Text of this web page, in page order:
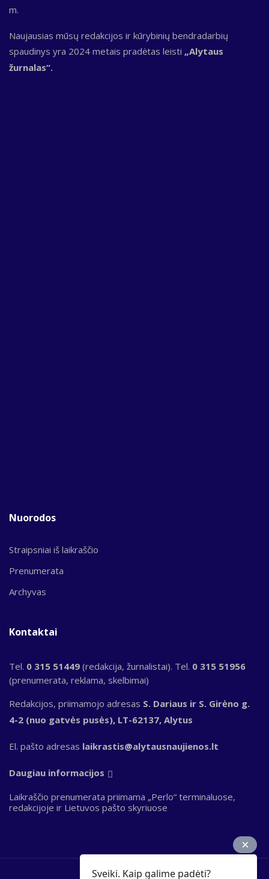
m.
Naujausias mūsų redakcijos ir kūrybinių bendradarbių
spaudinys yra 2024 metais pradėtas leisti „Alytaus
žurnalas“.
Nuorodos
Straipsniai iš laikraščio
Prenumerata
Archyvas
Kontaktai
Tel. 0 315 51449 (redakcija, žurnalistai). Tel. 0 315 51956
(prenumerata, reklama, skelbimai)
Redakcijos, priimamojo adresas S. Dariaus ir S. Girėno g.
4-2 (nuo gatvės pusės), LT-62137, Alytus
El. pašto adresas laikrastis@alytausnaujienos.lt
Daugiau informacijos
Laikraščio prenumerata priimama „Perlo“ terminaluose,
redakcijoje ir Lietuvos pašto skyriuose
Sveiki. Kaip galime padėti?